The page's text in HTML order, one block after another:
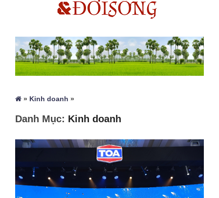
» Kinh doanh »
Danh Mục: Kinh doanh